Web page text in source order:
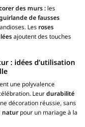
des murs : les
de fausses
Les roses
ajoutent des touches
: idées d’utilisation
une polyvalence
Leurdurabilité
décoration réussie, sans
natur pour un mariage à la